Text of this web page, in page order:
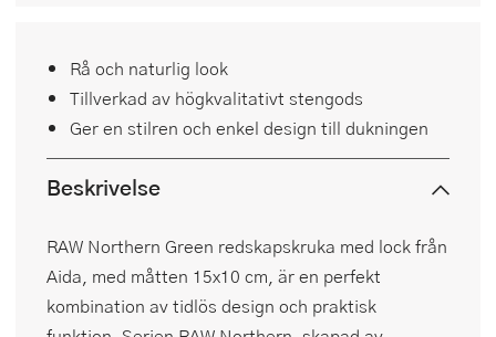
Rå och naturlig look
Tillverkad av högkvalitativt stengods
Ger en stilren och enkel design till dukningen
Beskrivelse
RAW Northern Green redskapskruka med lock från
Aida, med måtten 15x10 cm, är en perfekt
kombination av tidlös design och praktisk